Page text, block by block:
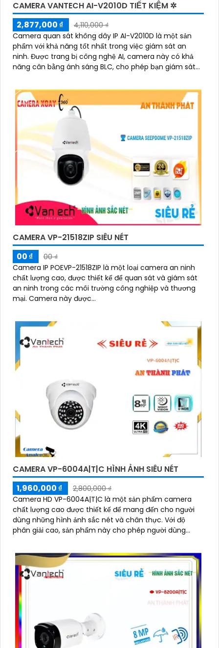
CAMERA VANTECH AI-V2010D TIẾT KIỆM ✲
2,877,000 ₫
4,110,000 ₫
Camera quan sát không dây IP AI-V2010D là một sản
phẩm với khả năng tốt nhất trong việc giám sát an
ninh. Được trang bị công nghệ AI, camera này có khả
năng cân bằng ánh sáng BLC, cho phép bạn giám sát
CAMERA VP-21518ZIP SIÊU NÉT
00 ₫
00 ₫
Camera IP POEVP-21518ZIP là một loại camera an ninh
chất lượng cao, được thiết kế để quan sát và giám sát
an ninh trong các môi trường công nghiệp và thương
mại. Camera này được...
CAMERA VP-6004A|T|C HÌNH ẢNH SIÊU NÉT
1,960,000 ₫
2,800,000 ₫
Camera HD VP-6004A|T|C là một sản phẩm camera
chất lượng cao được thiết kế để mang đến cho người
dùng những hình ảnh sắc nét và chân thực. Với độ
phân giải cao, sản phẩm này cho phép người dùng